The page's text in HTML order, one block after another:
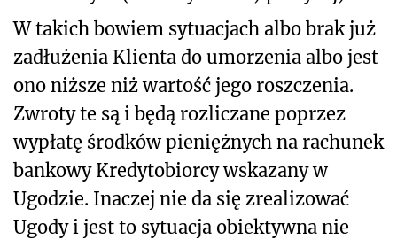
W takich bowiem sytuacjach albo brak już
zadłużenia Klienta do umorzenia albo jest
ono niższe niż wartość jego roszczenia.
Zwroty te są i będą rozliczane poprzez
wypłatę środków pieniężnych na rachunek
bankowy Kredytobiorcy wskazany w
Ugodzie. Inaczej nie da się zrealizować
Ugody i jest to sytuacja obiektywna nie